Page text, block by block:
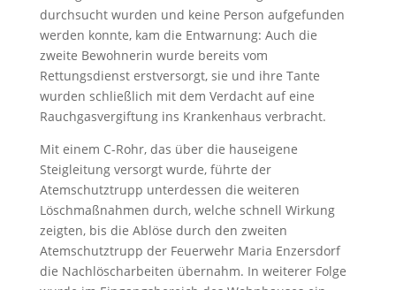
durchsucht wurden und keine Person aufgefunden
werden konnte, kam die Entwarnung: Auch die
zweite Bewohnerin wurde bereits vom
Rettungsdienst erstversorgt, sie und ihre Tante
wurden schließlich mit dem Verdacht auf eine
Rauchgasvergiftung ins Krankenhaus verbracht.
Mit einem C-Rohr, das über die hauseigene
Steigleitung versorgt wurde, führte der
Atemschutztrupp unterdessen die weiteren
Löschmaßnahmen durch, welche schnell Wirkung
zeigten, bis die Ablöse durch den zweiten
Atemschutztrupp der Feuerwehr Maria Enzersdorf
die Nachlöscharbeiten übernahm. In weiterer Folge